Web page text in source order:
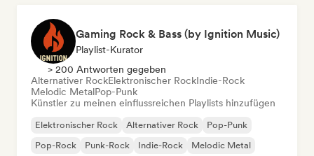
Gaming Rock & Bass (by Ignition Music)
Playlist-Kurator
> 200 Antworten gegeben
Alternativer RockElektronischer RockIndie-Rock
Melodic MetalPop-Punk
Künstler zu meinen einflussreichen Playlists hinzufügen
Elektronischer Rock Alternativer Rock
Pop-Punk
Pop-Rock
Punk-Rock Indie-Rock Melodic Metal